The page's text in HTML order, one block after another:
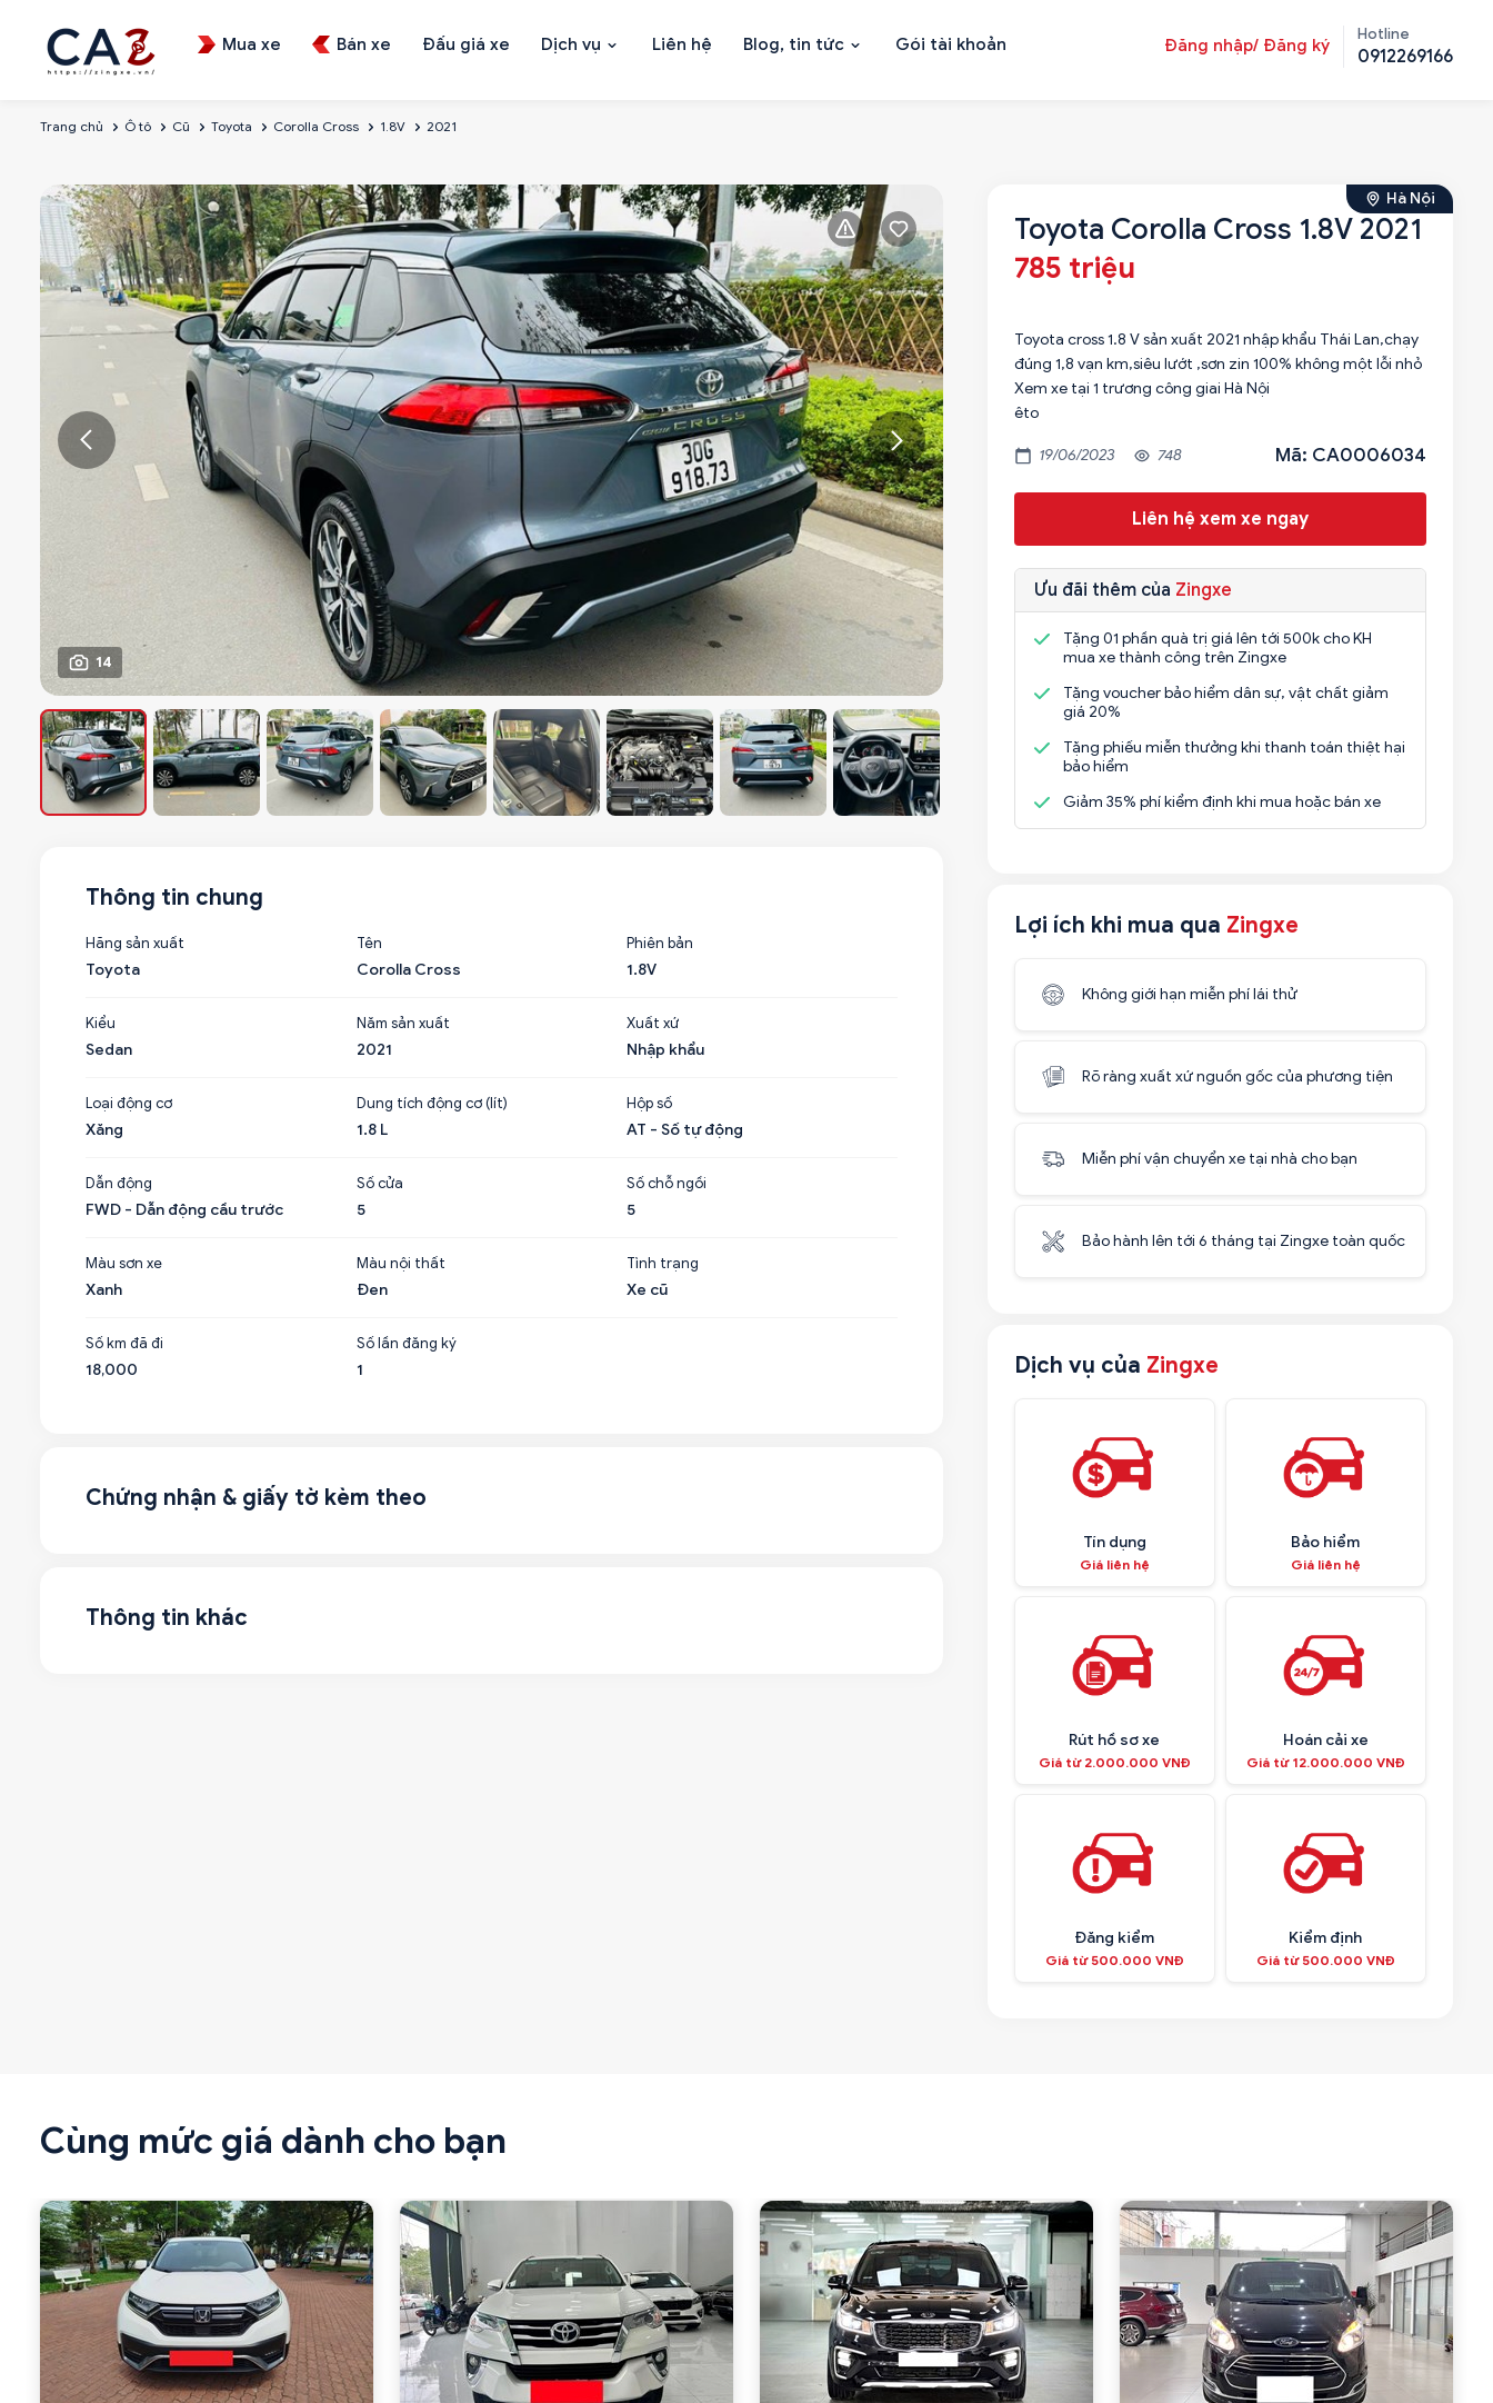
Mua xe Bán xe Đấu giá xe Dịch vụ Liên hệ Blog, tin tức Gói tài khoản Đăng nhập/ Đăng ký
Hotline
0912269166
Trang chủ Ô tô Cũ Toyota Corolla Cross 1.8V 2021
14
Hà Nội
Toyota Corolla Cross 1.8V 2021
785 triệu
Toyota cross 1.8 V sản xuất 2021 nhập khẩu Thái Lan,chạy
đúng 1,8 vạn km,siêu lướt ,sơn zin 100% không một lỗi nhỏ
Xem xe tại 1 trương công giai Hà Nội
êto
19/06/2023 748 Mã: CA0006034
Liên hệ xem xe ngay
Ưu đãi thêm của Zingxe
Tặng 01 phần quà trị giá lên tới 500k cho KH
mua xe thành công trên Zingxe
Tặng voucher bảo hiểm dân sự, vật chất giảm
giá 20%
Tặng phiếu miễn thưởng khi thanh toán thiệt hại
bảo hiểm
Giảm 35% phí kiểm định khi mua hoặc bán xe
Lợi ích khi mua qua Zingxe
Không giới hạn miễn phí lái thử
Rõ ràng xuất xứ nguồn gốc của phương tiện
Miễn phí vận chuyển xe tại nhà cho bạn
Bảo hành lên tới 6 tháng tại Zingxe toàn quốc
Dịch vụ của Zingxe
Tín dụng
Giá liên hệ
Bảo hiểm
Giá liên hệ
Rút hồ sơ xe
Giá từ 2.000.000 VNĐ
Hoán cải xe
Giá từ 12.000.000 VNĐ
Đăng kiểm
Giá từ 500.000 VNĐ
Kiểm định
Giá từ 500.000 VNĐ
Thông tin chung
Hãng sản xuất
Toyota
Tên
Corolla Cross
Phiên bản
1.8V
Kiểu
Sedan
Năm sản xuất
2021
Xuất xứ
Nhập khẩu
Loại động cơ
Xăng
Dung tích động cơ (lít)
1.8 L
Hộp số
AT - Số tự động
Dẫn động
FWD - Dẫn động cầu trước
Số cửa
5
Số chỗ ngồi
5
Màu sơn xe
Xanh
Màu nội thất
Đen
Tình trạng
Xe cũ
Số km đã đi
18,000
Số lần đăng ký
1
Chứng nhận & giấy tờ kèm theo
Thông tin khác
Cùng mức giá dành cho bạn